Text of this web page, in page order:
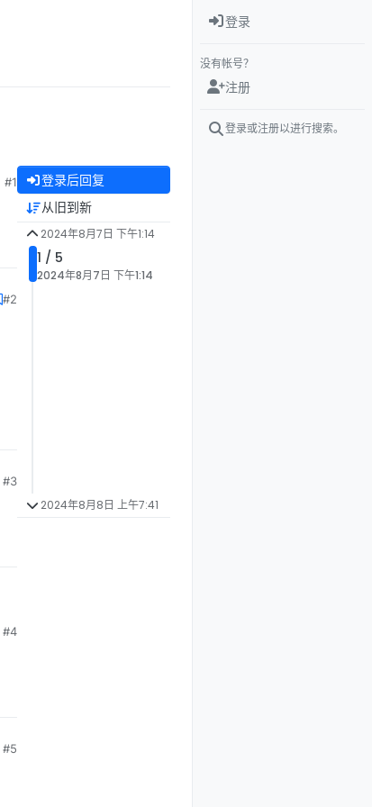
#1
#2
#3
#4
#5
登录后回复
从旧到新
2024年8月7日 下午1:14
1 / 5
2024年8月7日 下午1:14
2024年8月8日 上午7:41
登录
没有帐号？
注册
登录或注册以进行搜索。